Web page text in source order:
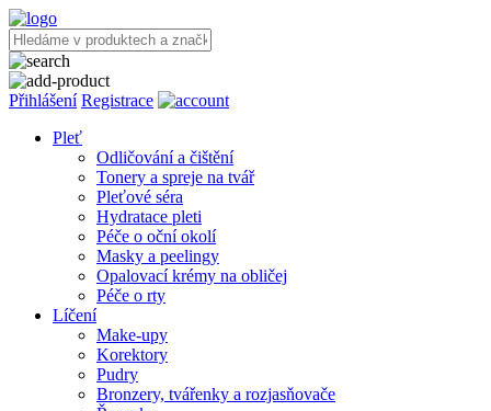
Přihlášení Registrace
Pleť
Odličování a čištění
Tonery a spreje na tvář
Pleťové séra
Hydratace pleti
Péče o oční okolí
Masky a peelingy
Opalovací krémy na obličej
Péče o rty
Líčení
Make-upy
Korektory
Pudry
Bronzery, tvářenky a rozjasňovače